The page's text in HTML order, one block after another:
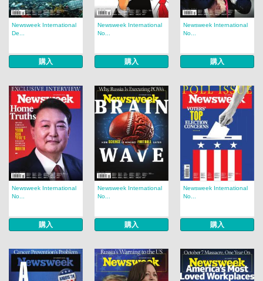
Newsweek International
De...
購入
Newsweek International
No...
購入
Newsweek International
No...
購入
Newsweek International
No...
購入
Newsweek International
No...
購入
Newsweek International
No...
購入